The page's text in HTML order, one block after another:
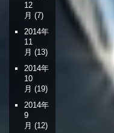
12
月 (7)
2014年
11
月 (13)
2014年
10
月 (19)
2014年
9
月 (12)